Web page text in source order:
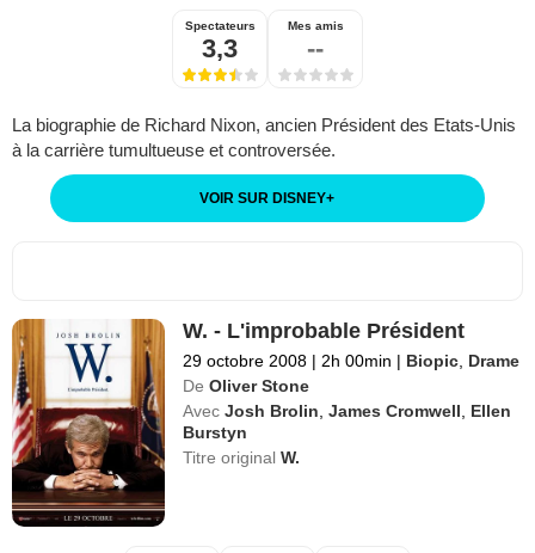
Spectateurs
3,3
Mes amis
--
La biographie de Richard Nixon, ancien Président des Etats-Unis
à la carrière tumultueuse et controversée.
VOIR SUR DISNEY+
W. - L'improbable Président
29 octobre 2008 | 2h 00min | Biopic Drame
De Oliver Stone
Avec Josh Brolin ,James Cromwell
Ellen
Burstyn
Titre originalW.